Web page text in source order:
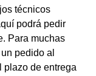
técnicos
podrá pedir
Para muchas
pedido al
plazo de entrega